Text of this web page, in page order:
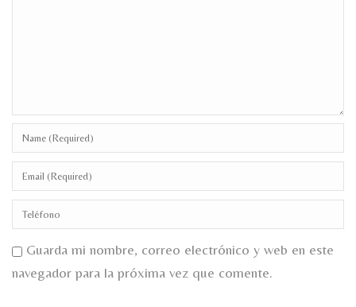
Guarda mi nombre, correo electrónico y web en este
navegador para la próxima vez que comente.